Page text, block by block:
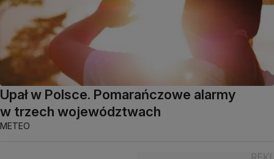
Upał w Polsce. Pomarańczowe alarmy
w trzech województwach
METEO